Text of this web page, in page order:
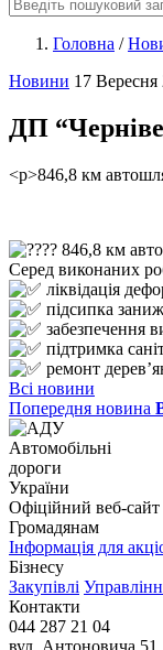
Головна /
Новини 17 Вересня
ДП
<p>846,8 км
846,8 км
Серед виконаних
ліквідація
підсипка
забезпечення
підтримка
ремонт
Всі новини
Попередня новина
Автомобільні
дороги
України
Офіційний веб‑сайт
Громадянам
Інформація для
Бізнесу
Закупівлі
Контакти
044 287 21 04
вул. Антоновича 51